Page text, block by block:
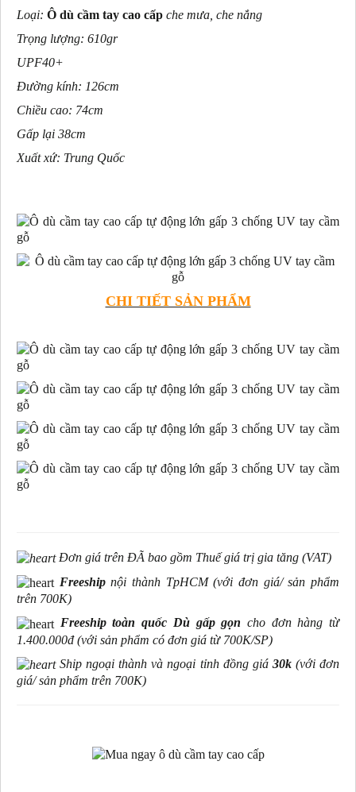
Loại: Ô dù cầm tay cao cấp che mưa, che nắng
Trọng lượng: 610gr
UPF40+
Đường kính: 126cm
Chiều cao: 74cm
Gấp lại 38cm
Xuất xứ: Trung Quốc
CHI TIẾT SẢN PHẨM
Đơn giá trên ĐÃ bao gồm Thuế giá trị gia tăng (VAT)
Freeshipnội thành TpHCM (với đơn giá/ sản phẩm
trên 700K)
Freeship toàn quốc Dù gấp gọn cho đơn hàng từ
1.400.000đ(với sản phẩm có đơn giá từ 700K/SP)
Ship ngoại thành và ngoại tỉnh đồng giá 30k (với đơn
giá/ sản phẩm trên 700K)